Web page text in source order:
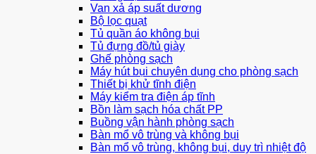
Van xả áp suất dương
Bộ lọc quạt
Tủ quần áo không bụi
Tủ đựng đồ/tủ giày
Ghế phòng sạch
Máy hút bụi chuyên dụng cho phòng sạch
Thiết bị khử tĩnh điện
Máy kiểm tra điện áp tĩnh
Bồn làm sạch hóa chất PP
Buồng vận hành phòng sạch
Bàn mổ vô trùng và không bụi
Bàn mổ vô trùng, không bụi, duy trì nhiệt độ